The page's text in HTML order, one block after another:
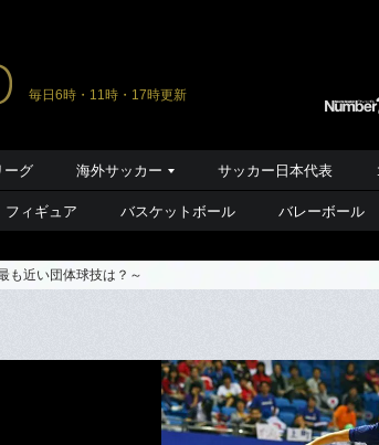
毎日6時・11時・17時更新
ーグ 海外サッカー サッカー日本代表
フィギュア バスケットボール バレーボール
も近い団体球技は？～